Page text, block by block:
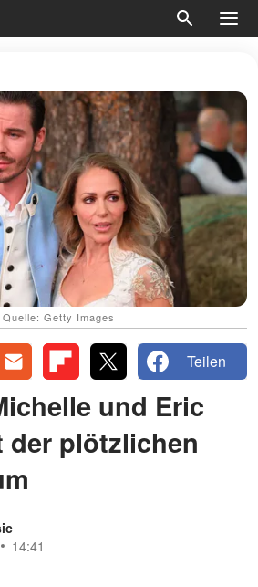
Getty Images
Teilen
und Eric
plötzlichen
14:41